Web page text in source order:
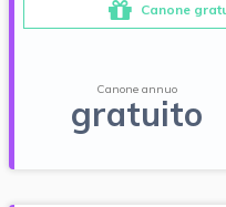
Canone
Canone annuo
gratuito